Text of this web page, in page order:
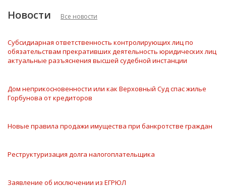
Новости Все новости
Субсидиарная ответственность контролирующих лиц по
обязательствам прекративших деятельность юридических лиц
актуальные разъяснения высшей судебной инстанции
Дом неприкосновенности или как Верховный Суд спас жилье
Горбунова от кредиторов
Новые правила продажи имущества при банкротстве граждан
Реструктуризация долга налогоплательщика
Заявление об исключении из ЕГРЮЛ